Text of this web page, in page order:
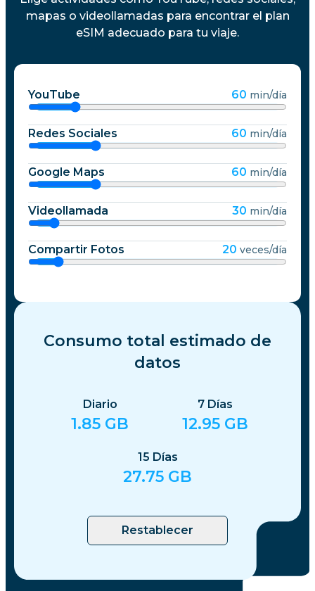
mapas o videollamadas para encontrar el plan
eSIM adecuado para tu viaje.
YouTube 60 min/día
Redes Sociales 60 min/día
Google Maps 60 min/día
Videollamada 30 min/día
Compartir Fotos 20 veces/día
Consumo total estimado de
datos
Diario
1.85 GB
7 Días
12.95 GB
15 Días
27.75 GB
Restablecer